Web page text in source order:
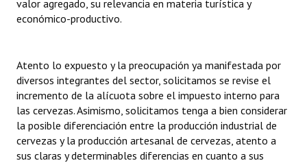
valor agregado, su relevancia en materia turística y
económico-productivo.
Atento lo expuesto y la preocupación ya manifestada por
diversos integrantes del sector, solicitamos se revise el
incremento de la alícuota sobre el impuesto interno para
las cervezas. Asimismo, solicitamos tenga a bien considerar
la posible diferenciación entre la producción industrial de
cervezas y la producción artesanal de cervezas, atento a
sus claras y determinables diferencias en cuanto a sus